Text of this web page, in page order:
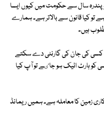
تو پندرہ سال سے حکومت میں کیوں ایسا
ہے تو کیا قانون سے بالاتر ہے۔ ہمارے
ہیں۔
کسی کی جان کی گارنٹی دے سکتے
کو ہارٹ اٹیک ہو جاٸے تو آپ کیا
دیا کہ یہ 16 کروڑ کی سرکاری زمین کا معاملہ ہے۔ ہمیں ریمانڈ